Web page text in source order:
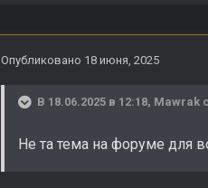
Опубликовано 18 июня, 2025
В 18.06.2025 в 12:18, Mawrak
Не та тема на форуме для